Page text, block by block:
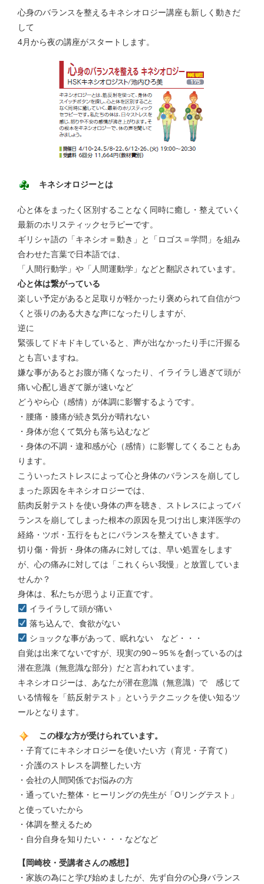
心身のバランスを整えるキネシオロジー講座も新しく動きだ
して
4月から夜の講座がスタートします。
キネシオロジーとは
心と体をまったく区別することなく同時に癒し・整えていく
最新のホリスティックセラピーです。
ギリシャ語の「キネシオ＝動き」と「ロゴス＝学問」を組み
合わせた言葉で日本語では、
「人間行動学」や「人間運動学」などと翻訳されています。
心と体は繋がっている
楽しい予定があると足取りが軽かったり褒められて自信がつ
くと張りのある大きな声になったりしますが、
逆に
緊張してドキドキしていると、声が出なかったり手に汗握る
とも言いますね。
嫌な事があるとお腹が痛くなったり、イライラし過ぎて頭が
痛い心配し過ぎて脈が速いなど
どうやら心（感情）が体調に影響するようです。
・腰痛・膝痛が続き気分が晴れない
・身体が怠くて気分も落ち込むなど
・身体の不調・違和感が心（感情）に影響してくることもあ
ります。
こういったストレスによって心と身体のバランスを崩してし
まった原因をキネシオロジーでは、
筋肉反射テストを使い身体の声を聴き、ストレスによってバ
ランスを崩してしまった根本の原因を見つけ出し東洋医学の
経絡・ツボ・五行をもとにバランスを整えていきます。
切り傷・骨折・身体の痛みに対しては、早い処置をします
が、心の痛みに対しては「これくらい我慢」と放置していま
せんか？
身体は、私たちが思うより正直です。
イライラして頭が痛い
落ち込んで、食欲がない
ショックな事があって、眠れない など・・・
自覚は出来てないですが、現実の90～95％を創っているのは
潜在意識（無意識な部分）だと言われています。
キネシオロジーは、あなたが潜在意識（無意識）で 感じて
いる情報を「筋反射テスト」というテクニックを使い知るツ
ールとなります。
この様な方が受けられています。
・子育てにキネシオロジーを使いたい方（育児・子育て）
・介護のストレスを調整したい方
・会社の人間関係でお悩みの方
・通っていた整体・ヒーリングの先生が「Oリングテスト」
と使っていたから
・体調を整えるため
・自分自身を知りたい・・・などなど
【岡崎校・受講者さんの感想】
・家族の為にと学び始めましたが、先ず自分の心身バランス